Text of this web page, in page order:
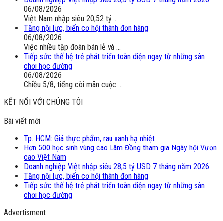
06/08/2026
Việt Nam nhập siêu 20,52 tỷ ...
Tăng nội lực, biến cơ hội thành đơn hàng
06/08/2026
Việc nhiều tập đoàn bán lẻ và ...
Tiếp sức thế hệ trẻ phát triển toàn diện ngay từ những sân
chơi học đường
06/08/2026
Chiều 5/8, tiếng còi mãn cuộc ...
KẾT NỐI VỚI CHÚNG TÔI
Bài viết mới
Tp. HCM: Giá thực phẩm, rau xanh hạ nhiệt
Hơn 500 học sinh vùng cao Lâm Đồng tham gia Ngày hội Vươn
cao Việt Nam
Doanh nghiệp Việt nhập siêu 28,5 tỷ USD 7 tháng năm 2026
Tăng nội lực, biến cơ hội thành đơn hàng
Tiếp sức thế hệ trẻ phát triển toàn diện ngay từ những sân
chơi học đường
Advertisment